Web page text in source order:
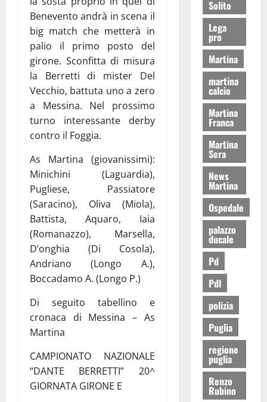
Benevento andrà in scena il
big match che metterà in
palio il primo posto del
girone. Sconfitta di misura
la Berretti di mister Del
Vecchio, battuta uno a zero
a Messina. Nel prossimo
turno interessante derby
contro il Foggia.
As Martina (giovanissimi):
Minichini (Laguardia),
Pugliese, Passiatore
(Saracino), Oliva (Miola),
Battista, Aquaro, Iaia
(Romanazzo), Marsella,
D’onghia (Di Cosola),
Andriano (Longo A.),
Boccadamo A. (Longo P.)
Di seguito tabellino e
cronaca di Messina – As
Martina
CAMPIONATO NAZIONALE
“DANTE BERRETTI” 20^
GIORNATA GIRONE E
Solito
Lega
pro
Martina
martina
calcio
Martina
Franca
Martina
Sera
News
Martina
Ospedale
palazzo
ducale
Pd
Pdl
polizia
Puglia
regione
puglia
Renzo
Rubino